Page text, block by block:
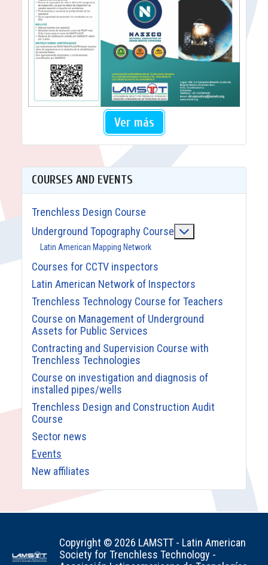
Ver más
COURSES AND EVENTS
Trenchless Design Course
Underground Topography Course
Latin American Mapping Network
Courses for CCTV inspectors
Latin American Network of Inspectors
Trenchless Technology Course for Teachers
Course on Management of Underground
Assets for Public Services
Contracting and Supervision Course with
Trenchless Technologies
Course on investigation and diagnosis of
installed pipes/wells
Trenchless Design and Construction Audit
Course
Sector news
Events
New affiliates
Copyright © 2026 LAMSTT - Latin American
Society for Trenchless Technology -